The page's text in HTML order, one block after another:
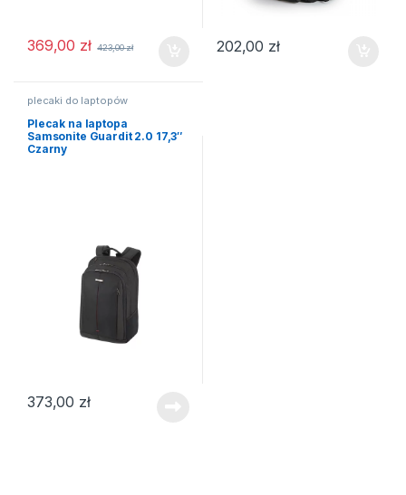
369,00 zł 423,00zł 202,00 zł
plecaki do laptopów
Plecak na laptopa
Samsonite Guardit 2.0 17,3″
Czarny
373,00 zł